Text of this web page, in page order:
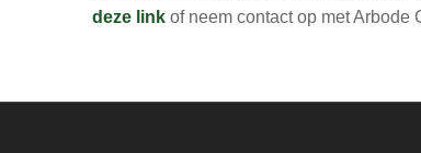
deze link of neem contact op met Arbode